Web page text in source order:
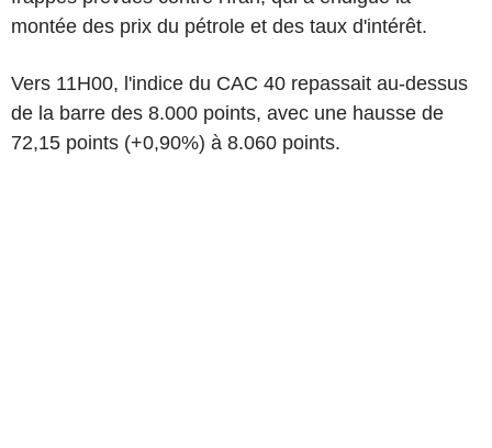
montée des prix du pétrole et des taux d'intérêt.
Vers 11H00, l'indice du CAC 40 repassait au-dessus
de la barre des 8.000 points, avec une hausse de
72,15 points (+0,90%) à 8.060 points.